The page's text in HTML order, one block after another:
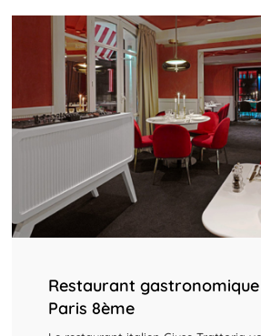
Restaurant
Paris 8ème